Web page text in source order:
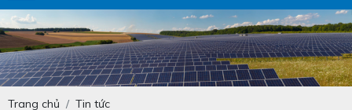
Trang chủ
Tin tức